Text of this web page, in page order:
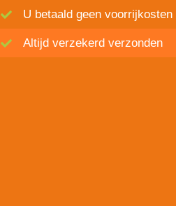
U betaald geen voorrijkosten
Altijd verzekerd verzonden